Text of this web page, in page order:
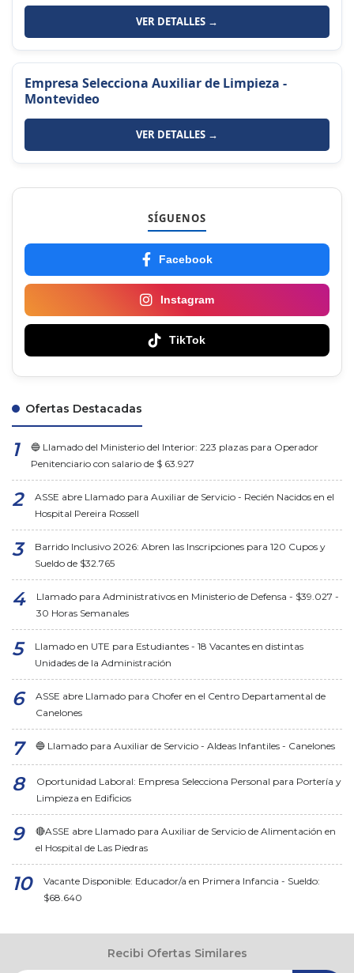
VER DETALLES →
Empresa Selecciona Auxiliar de Limpieza -
Montevideo
VER DETALLES →
SÍGUENOS
Facebook
Instagram
TikTok
Ofertas Destacadas
🔵 Llamado del Ministerio del Interior: 223 plazas para Operador
Penitenciario con salario de $ 63.927
ASSE abre Llamado para Auxiliar de Servicio - Recién Nacidos en el
Hospital Pereira Rossell
Barrido Inclusivo 2026: Abren las Inscripciones para 120 Cupos y
Sueldo de $32.765
Llamado para Administrativos en Ministerio de Defensa - $39.027 -
30 Horas Semanales
Llamado en UTE para Estudiantes - 18 Vacantes en distintas
Unidades de la Administración
ASSE abre Llamado para Chofer en el Centro Departamental de
Canelones
🔵 Llamado para Auxiliar de Servicio - Aldeas Infantiles - Canelones
Oportunidad Laboral: Empresa Selecciona Personal para Portería y
Limpieza en Edificios
🔴ASSE abre Llamado para Auxiliar de Servicio de Alimentación en
el Hospital de Las Piedras
Vacante Disponible: Educador/a en Primera Infancia - Sueldo:
$68.640
Recibi Ofertas Similares